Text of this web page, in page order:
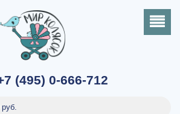
(495) 0-666-712